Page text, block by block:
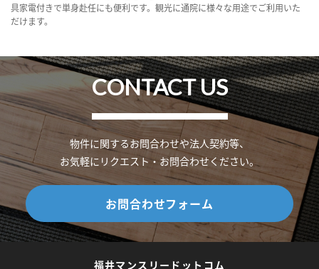
具家電付きで単身赴任にも便利です。観光に通院に様々な用途でご利用いた
だけます。
CONTACT US
物件に関するお問合わせや法人契約等、
お気軽にリクエスト・お問合わせください。
お問合わせフォーム
福井マンスリードットコム